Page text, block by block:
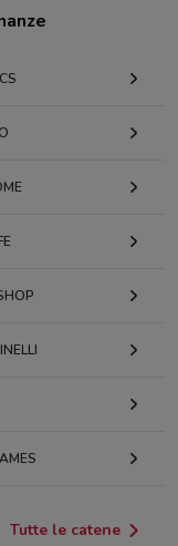
Tutte le catene